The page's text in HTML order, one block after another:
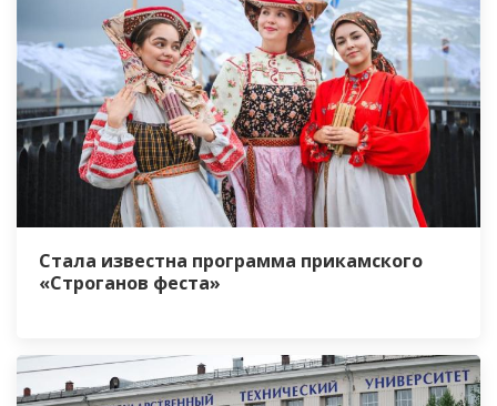
Стала известна программа прикамского
«Строганов феста»